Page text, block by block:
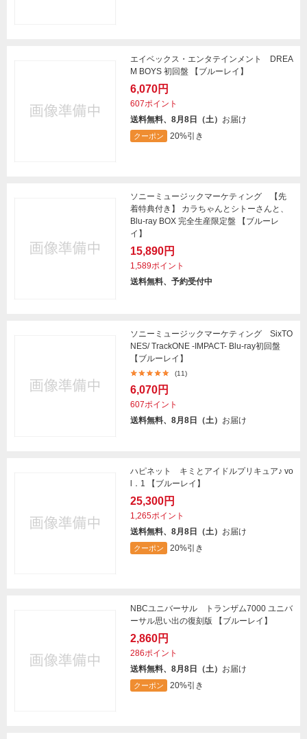
エイベックス・エンタテインメント DREA
M BOYS 初回盤 【ブルーレイ】
6,070円
607ポイント
送料無料、8月8日（土） お届け
クーポン 20%引き
ソニーミュージックマーケティング 【先
着特典付き】 カラちゃんとシトーさんと、
Blu-ray BOX 完全生産限定盤 【ブルーレ
イ】
15,890円
1,589ポイント
送料無料、予約受付中
ソニーミュージックマーケティング SixTO
NES/ TrackONE -IMPACT- Blu-ray初回盤
【ブルーレイ】
(11)
6,070円
607ポイント
送料無料、8月8日（土） お届け
ハピネット キミとアイドルプリキュア♪ vo
l．1 【ブルーレイ】
25,300円
1,265ポイント
送料無料、8月8日（土） お届け
クーポン 20%引き
NBCユニバーサル トランザム7000 ユニバ
ーサル思い出の復刻版 【ブルーレイ】
2,860円
286ポイント
送料無料、8月8日（土） お届け
クーポン 20%引き